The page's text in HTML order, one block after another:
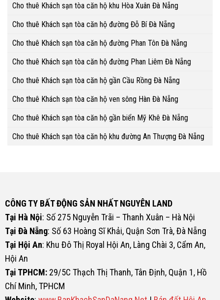
Cho thuê Khách sạn tòa căn hộ khu Hòa Xuân Đà Nẵng
Cho thuê Khách sạn tòa căn hộ đường Đỗ Bí Đà Nẵng
Cho thuê Khách sạn tòa căn hộ đường Phan Tôn Đà Nẵng
Cho thuê Khách sạn tòa căn hộ đường Phan Liêm Đà Nẵng
Cho thuê Khách sạn tòa căn hộ gần Cầu Rồng Đà Nẵng
Cho thuê Khách sạn tòa căn hộ ven sông Hàn Đà Nẵng
Cho thuê Khách sạn tòa căn hộ gần biển Mỹ Khê Đà Nẵng
Cho thuê Khách sạn tòa căn hộ khu đường An Thượng Đà Nẵng
CÔNG TY BẤT ĐỘNG SẢN NHẤT NGUYÊN LAND
Tại Hà Nội: Số 275 Nguyễn Trãi – Thanh Xuân – Hà Nội
Tại Đà Nẵng: Số 63 Hoàng Sĩ Khải, Quận Sơn Trà, Đà Nẵng
Tại Hội An: Khu Đô Thị Royal Hội An, Làng Chài 3, Cẩm An,
Hội An
Tại TPHCM:29/5C Thạch Thị Thanh, Tân Định, Quận 1, Hồ
Chí Minh, TPHCM